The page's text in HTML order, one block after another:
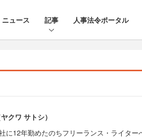
ニュース 記事 人事法令ポータル
クワ サトシ）
に12年勤めたのちフリーランス・ライタ